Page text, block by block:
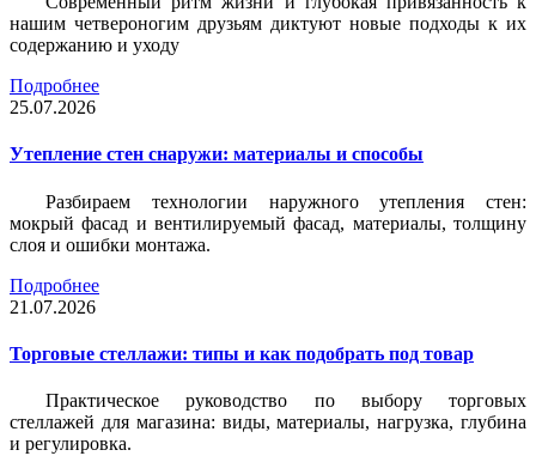
нашим четвероногим друзьям диктуют новые подходы к их
содержанию и уходу
Подробнее
25.07.2026
Утепление стен снаружи: материалы и способы
Разбираем технологии наружного утепления стен:
мокрый фасад и вентилируемый фасад, материалы, толщину
слоя и ошибки монтажа.
Подробнее
21.07.2026
Торговые стеллажи: типы и как подобрать под товар
Практическое руководство по выбору торговых
стеллажей для магазина: виды, материалы, нагрузка, глубина
и регулировка.